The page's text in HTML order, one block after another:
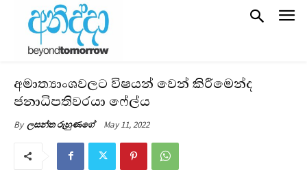
අමාත්‍යාංශවලට විෂයන් වෙන් කිරීමෙන්ද
ජනාධිපතිවරයා ෆේල්ය
By ලසන්ත රුහුණගේ May 11, 2022